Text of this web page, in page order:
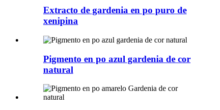
Extracto de gardenia en po puro de
xenipina
Pigmento en po azul gardenia de cor
natural